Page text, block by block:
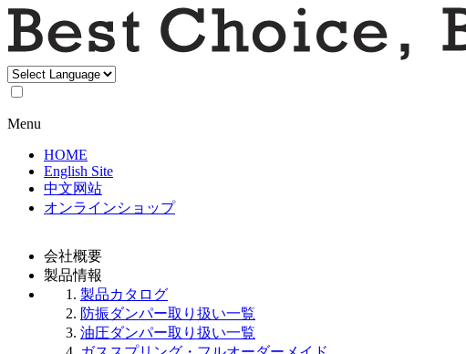
Menu
HOME
English Site
中文网站
オンラインショップ
会社概要
製品情報
製品カタログ
防振ダンパー取り扱い一覧
油圧ダンパー取り扱い一覧